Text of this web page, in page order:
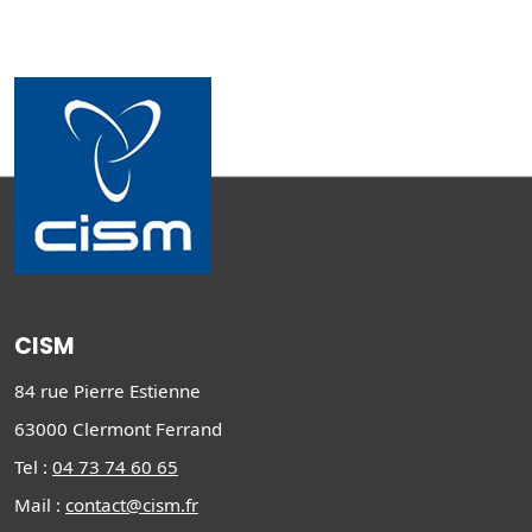
CISM
84 rue Pierre Estienne
63000 Clermont Ferrand
Tel : 04 73 74 60 65
Mail : contact@cism.fr